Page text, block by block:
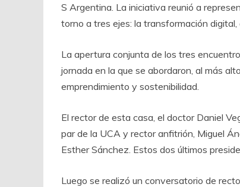
S Argentina. La iniciativa reunió a
torno a tres ejes: la transformación
La apertura conjunta de los tres
jornada en la que se abordaron, al más
emprendimiento y sostenibilidad.
El rector de esta casa, el doctor Daniel
par de la UCA y rector anfitrión, Miguel
Esther Sánchez. Estos dos últimos
Luego se realizó un conversatorio de